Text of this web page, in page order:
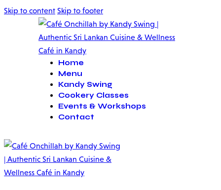
Skip to content Skip to footer
Home
Menu
Kandy Swing
Cookery Classes
Events & Workshops
Contact